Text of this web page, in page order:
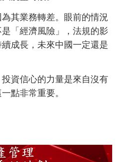
其業務轉差。眼前的情況
「經濟風險」，法規的影
成長，未來中國一定還是
資信心的力量是來自沒有
點非常重要。